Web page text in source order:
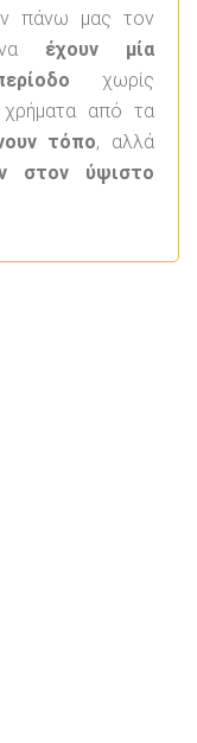
πάνω μας τον
να έχουν μία
χωρίς
από τα
τόπο, αλλά
στον ύψιστο